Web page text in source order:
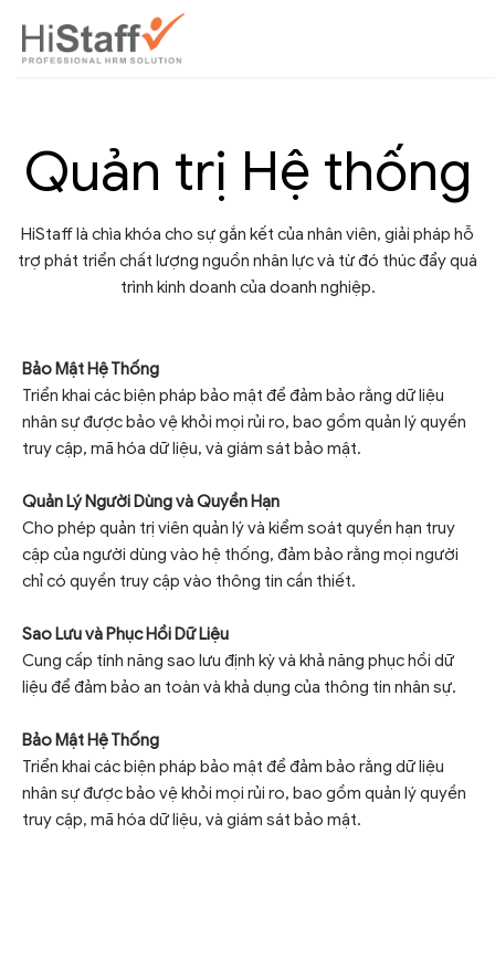
Quản trị Hệ thống
HiStaff là chìa khóa cho sự gắn kết của nhân viên, giải pháp hỗ
trợ phát triển chất lượng nguồn nhân lực và từ đó thúc đẩy quá
trình kinh doanh của doanh nghiệp.
Bảo Mật Hệ Thống
Triển khai các biện pháp bảo mật để đảm bảo rằng dữ liệu
nhân sự được bảo vệ khỏi mọi rủi ro, bao gồm quản lý quyền
truy cập, mã hóa dữ liệu, và giám sát bảo mật.
Quản Lý Người Dùng và Quyền Hạn
Cho phép quản trị viên quản lý và kiểm soát quyền hạn truy
cập của người dùng vào hệ thống, đảm bảo rằng mọi người
chỉ có quyền truy cập vào thông tin cần thiết.
Sao Lưu và Phục Hồi Dữ Liệu
Cung cấp tính năng sao lưu định kỳ và khả năng phục hồi dữ
liệu để đảm bảo an toàn và khả dụng của thông tin nhân sự.
Bảo Mật Hệ Thống
Triển khai các biện pháp bảo mật để đảm bảo rằng dữ liệu
nhân sự được bảo vệ khỏi mọi rủi ro, bao gồm quản lý quyền
truy cập, mã hóa dữ liệu, và giám sát bảo mật.